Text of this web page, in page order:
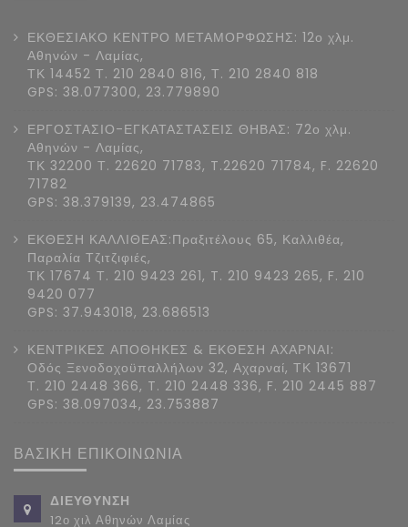
ΕΚΘΕΣΙΑΚΟ ΚΕΝΤΡΟ ΜΕΤΑΜΟΡΦΩΣΗΣ: 12ο χλμ.
Αθηνών - Λαμίας,
ΤΚ 14452 Τ. 210 2840 816, Τ. 210 2840 818
GPS: 38.077300, 23.779890
ΕΡΓΟΣΤΑΣΙΟ-ΕΓΚΑΤΑΣΤΑΣΕΙΣ ΘΗΒΑΣ: 72ο χλμ.
Αθηνών - Λαμίας,
ΤΚ 32200 Τ. 22620 71783, T.22620 71784, F. 22620
71782
GPS: 38.379139, 23.474865
ΕΚΘΕΣΗ ΚΑΛΛΙΘΕΑΣ:Πραξιτέλους 65, Καλλιθέα,
Παραλία Τζιτζιφιές,
ΤΚ 17674 Τ. 210 9423 261, T. 210 9423 265, F. 210
9420 077
GPS: 37.943018, 23.686513
ΚΕΝΤΡΙΚΕΣ ΑΠΟΘΗΚΕΣ & ΕΚΘΕΣΗ ΑΧΑΡΝΑΙ:
Οδός Ξενοδοχοϋπαλλήλων 32, Αχαρναί, ΤΚ 13671
Τ. 210 2448 366, T. 210 2448 336, F. 210 2445 887
GPS: 38.097034, 23.753887
ΒΑΣΙΚΗ ΕΠΙΚΟΙΝΩΝΙΑ
ΔΙΕΥΘΥΝΣΗ
12ο χιλ Αθηνών Λαμίας